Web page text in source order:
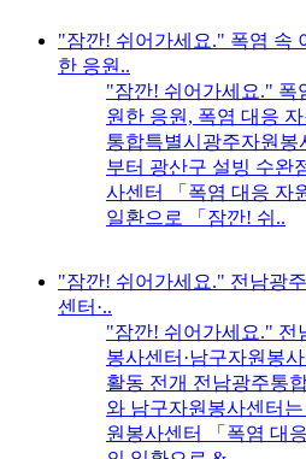
"잠깐! 쉬어가세요." 폭염 속
한 응원..
"잠깐! 쉬어가세요." 폭
원한 응원, 폭염 대응
통합특별시광주자원봉
부터 광산구 설빙 수완
사센터 「폭염 대응 자
일환으로 「잠깐! 쉬..
"잠깐! 쉬어가세요." 전남광
센터·..
"잠깐! 쉬어가세요." 전
봉사센터·남구자원봉
활동 전개 전남광주통
와 남구자원봉사센터
원봉사센터 「폭염 대